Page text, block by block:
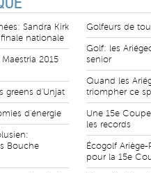
Sandra Kirk
nationale
2015
greens d'Unjat
d'énergie
Bouche
Golfeurs de
Golf: les
senior
Quand les
triompher ce
Une 15e
les records
Écogolf
pour la 15e